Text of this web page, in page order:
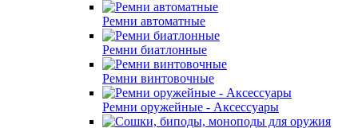
Ремни автоматные
Ремни биатлонные
Ремни винтовочные
Ремни оружейные - Аксессуары